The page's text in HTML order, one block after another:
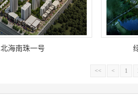
北海南珠一号
<< < 1